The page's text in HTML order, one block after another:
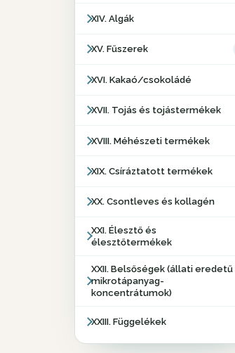
XIV. Algák
XV. Fűszerek
XVI. Kakaó/csokoládé
XVII. Tojás és tojástermékek
XVIII. Méhészeti termékek
XIX. Csíráztatott termékek
XX. Csontleves és kollagén
XXI. Élesztő és
élesztőtermékek
XXII. Belsőségek (állati eredetű
mikrotápanyag-
koncentrátumok)
XXIII. Függelékek